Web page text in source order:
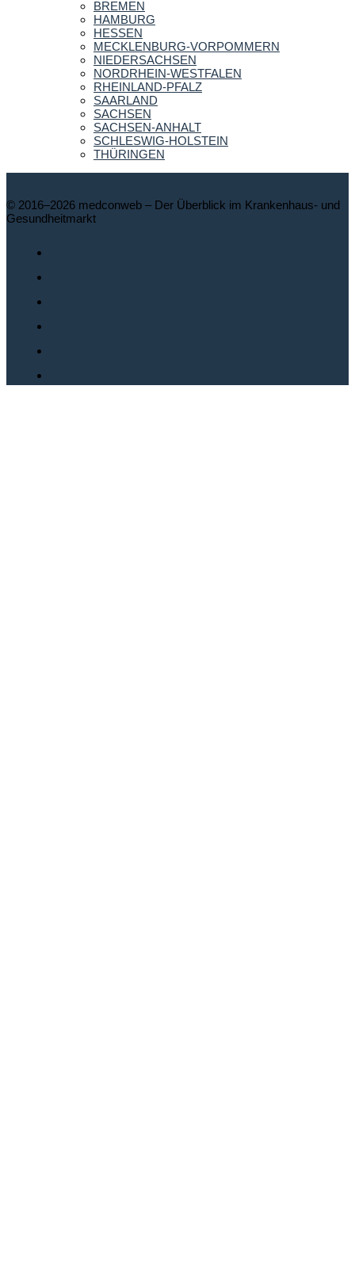
BREMEN
HAMBURG
HESSEN
MECKLENBURG-VORPOMMERN
NIEDERSACHSEN
NORDRHEIN-WESTFALEN
RHEINLAND-PFALZ
SAARLAND
SACHSEN
SACHSEN-ANHALT
SCHLESWIG-HOLSTEIN
THÜRINGEN
© 2016–2026 medconweb – Der Überblick im Krankenhaus- und
Gesundheitmarkt